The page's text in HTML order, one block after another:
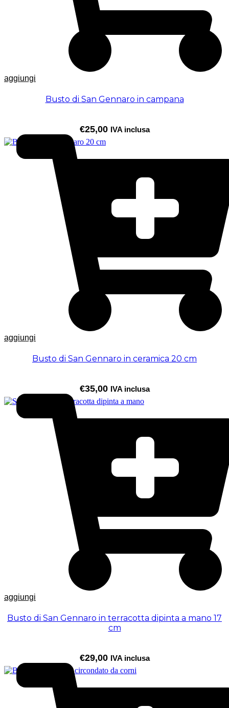
aggiungi
Busto di San Gennaro in campana
€25,00 IVA inclusa
aggiungi
Busto di San Gennaro in ceramica 20 cm
€35,00 IVA inclusa
aggiungi
Busto di San Gennaro in terracotta dipinta a mano 17
cm
€29,00 IVA inclusa